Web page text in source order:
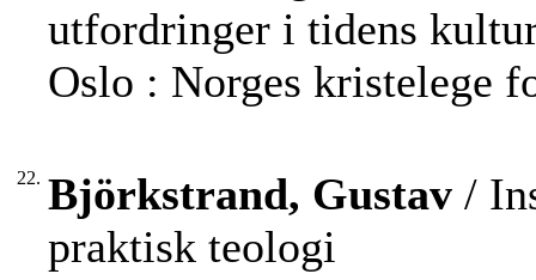
utfordringer i tidens
Oslo : Norges kristelege
22. Björkstrand, Gustav /
praktisk teologi